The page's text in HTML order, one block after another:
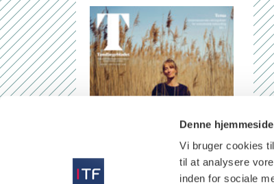
Denne
Vi bruger cookies
til at analysere
inden for sociale